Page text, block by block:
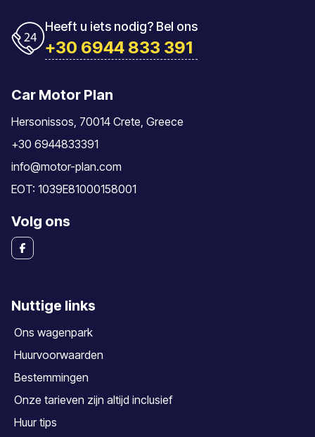
Heeft u iets nodig? Bel ons
+30 6944 833 391
Car Motor Plan
Hersonissos, 70014 Crete, Greece
+30 6944833391
info@motor-plan.com
EOT: 1039E81000158001
Volg ons
Nuttige links
Ons wagenpark
Huurvoorwaarden
Bestemmingen
Onze tarieven zijn altijd inclusief
Huur tips